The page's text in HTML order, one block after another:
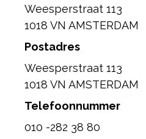
Weesperstraat 113
1018 VN AMSTERDAM
Postadres
Weesperstraat 113
1018 VN AMSTERDAM
Telefoonnummer
010 -282 38 80